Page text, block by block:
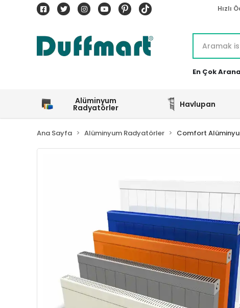
Hızlı
En Çok
Alüminyum
Radyatörler Havlupan
Ana Sayfa Alüminyum Radyatörler Comfort